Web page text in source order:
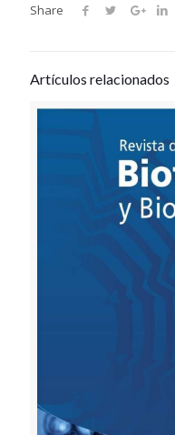
Share
Artículos relacionados